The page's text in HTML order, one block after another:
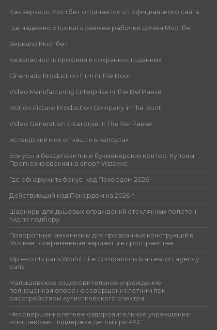
Как зеркало Мостбет отличается от официального сайта
Где надёжно отыскать свежее рабочий домен Мостбет
Зеркало Мостбет
Безопасность профиля и сохранность данных
Cinematic Production Firm in The Boot
Video Manufacturing Enterprise in The Bel Paese
Motion Picture Production Company in The Boot
Video Generation Enterprise in The Bel Paese
исландский мох от кашля в капсулах
Бонусы и бездепозитные букмекерских контор. Купоны.
Прогнозирования на спорт Wstavke
Где обнаружить бонус-код Покердом 2026
Действующий код Покердом на 2026 г.
Шарниры для душевых ограждений стеклянных полотен:
гид по подбору
Поворотные механизмы для прозрачных конструкций в
Москве : современные варианты в пространстве
Vip escorts paris World Elite Companions is an escort agency
paris
Малышевское оздоровительное учреждение:
полноценная опора несовершеннолетним при
расстройством аутистического спектра
Несовершеннолетнее оздоровительное учреждение:
комплексная поддержка детям при РАС